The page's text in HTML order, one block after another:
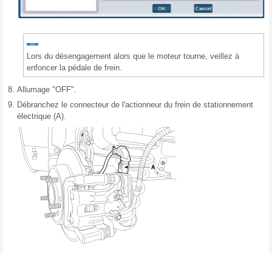
Lors du désengagement alors que le moteur tourne, veillez à
enfoncer la pédale de frein.
8. Allumage "OFF".
9. Débranchez le connecteur de l'actionneur du frein de stationnement
électrique (A).